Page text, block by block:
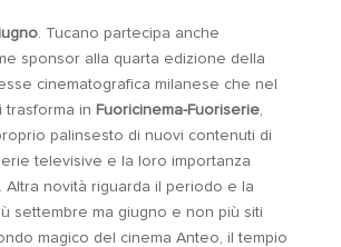
. Tucano partecipa anche
sponsor alla quarta edizione della
cinematografica milanese che nel
trasforma in Fuoricinema-Fuoriserie,
palinsesto di nuovi contenuti di
televisive e la loro importanza
Altra novità riguarda il periodo e la
settembre ma giugno e non più siti
magico del cinema Anteo, il tempio